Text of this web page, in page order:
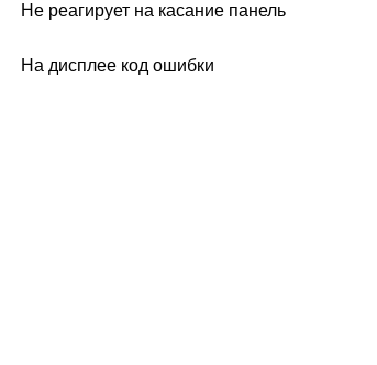
Не реагирует на касание панель
На дисплее код ошибки